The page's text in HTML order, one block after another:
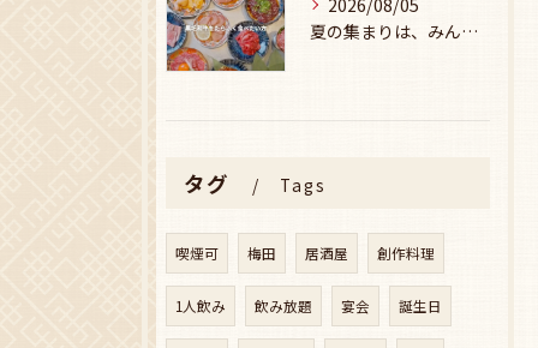
2026/08/05
夏の集まりは、みんなで焼肉🥩☀️
タグ Tags
喫煙可 梅田 居酒屋 創作料理
1人飲み 飲み放題 宴会 誕生日